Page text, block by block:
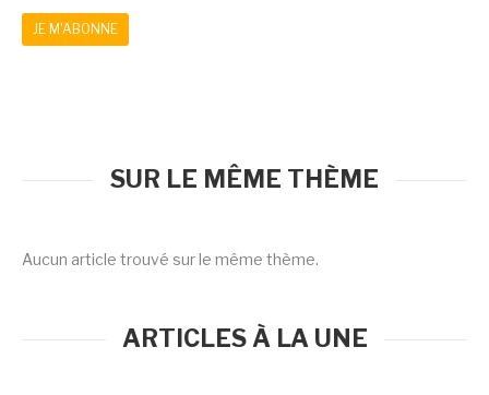
JE M'ABONNE
SUR LE MÊME THÈME
Aucun article trouvé sur le même thème.
ARTICLES À LA UNE